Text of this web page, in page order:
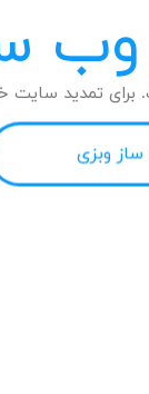
تمدید سایت
وبزی